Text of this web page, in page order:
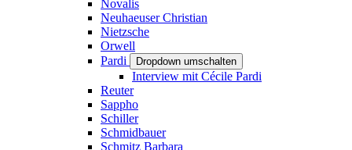
Novalis
Neuhaeuser Christian
Nietzsche
Orwell
Pardi
Dropdown umschalten
Interview mit Cécile Pardi
Reuter
Sappho
Schiller
Schmidbauer
Schmitz Barbara